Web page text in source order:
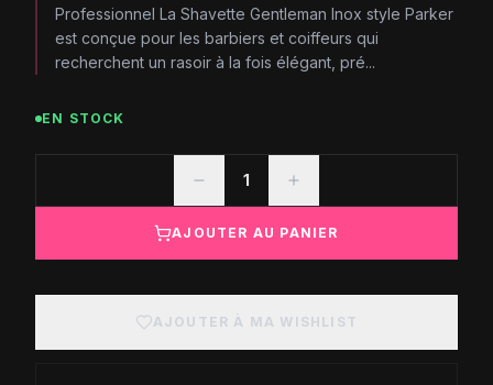
Professionnel La Shavette Gentleman Inox style Parker
est conçue pour les barbiers et coiffeurs qui
recherchent un rasoir à la fois élégant, pré...
EN STOCK
1
AJOUTER AU PANIER
AJOUTER À MA WISHLIST